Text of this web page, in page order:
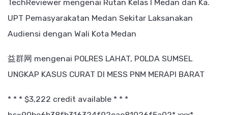
TechReviewer mengenai Rutan Kelas I Medan dan Ka.
UPT Pemasyarakatan Medan Sekitar Laksanakan
Audiensi dengan Wali Kota Medan
益群网 mengenai POLRES LAHAT, POLDA SUMSEL
UNGKAP KASUS CURAT DI MESS PNM MERAPI BARAT
* * * $3,222 credit available * * *